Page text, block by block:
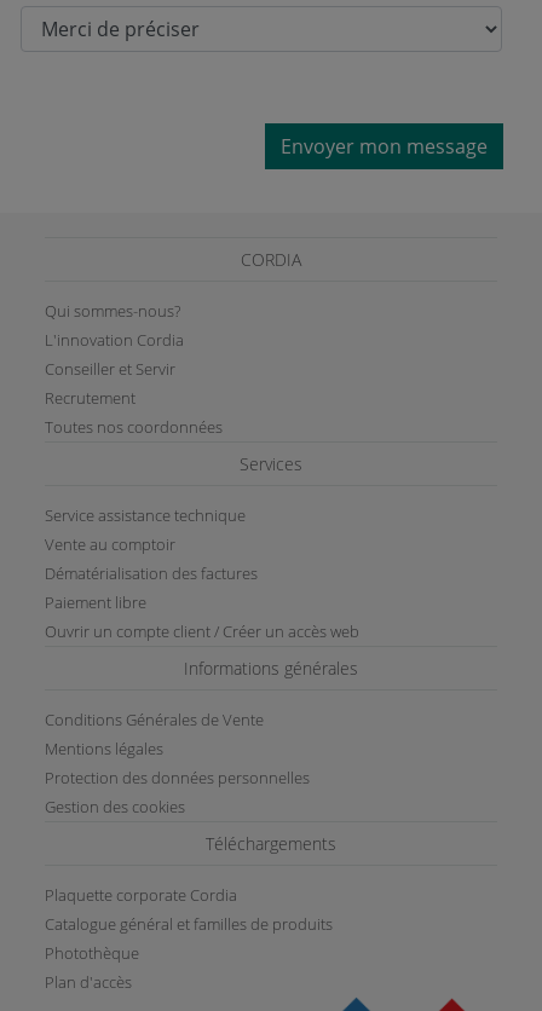
Envoyer mon message
CORDIA
Qui sommes-nous?
L'innovation Cordia
Conseiller et Servir
Recrutement
Toutes nos coordonnées
Services
Service assistance technique
Vente au comptoir
Dématérialisation des factures
Paiement libre
Ouvrir un compte client / Créer un accès web
Informations générales
Conditions Générales de Vente
Mentions légales
Protection des données personnelles
Gestion des cookies
Téléchargements
Plaquette corporate Cordia
Catalogue général et familles de produits
Photothèque
Plan d'accès